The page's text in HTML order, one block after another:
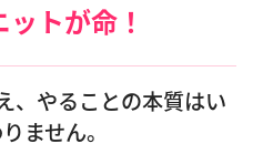
トが命！
、やることの本質はい
ません。